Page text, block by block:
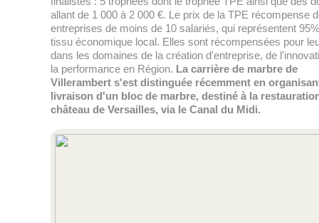
allant de 1 000 à 2 000 €. Le prix de la TPE récompense
entreprises de moins de 10 salariés, qui représentent
tissu économique local. Elles sont récompensées pour
dans les domaines de la création d'entreprise, de
la performance en Région. La carrière de marbre de
Villerambert s'est distinguée récemment en
livraison d'un bloc de marbre, destiné à la
château de Versailles, via le Canal du Midi.